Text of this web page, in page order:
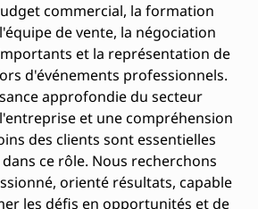
commercial, la formation
de vente, la négociation
et la représentation de
d'événements professionnels.
approfondie du secteur
et une compréhension
des clients sont essentielles
ce rôle. Nous recherchons
orienté résultats, capable
les défis en opportunités et de